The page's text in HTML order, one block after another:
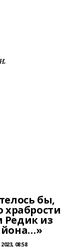
бы,
храбрости
Редик из
08:58